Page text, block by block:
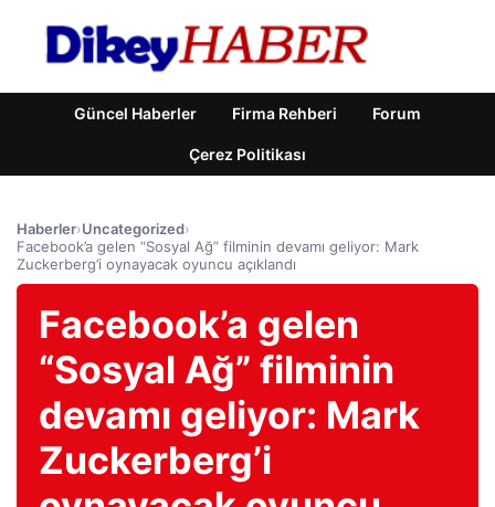
Güncel Haberler Firma Rehberi Forum
Çerez Politikası
Haberler›Uncategorized›
Facebook’a gelen “Sosyal Ağ” filminin devamı geliyor: Mark
Zuckerberg’i oynayacak oyuncu açıklandı
Facebook’a gelen
“Sosyal Ağ” filminin
devamı geliyor: Mark
Zuckerberg’i